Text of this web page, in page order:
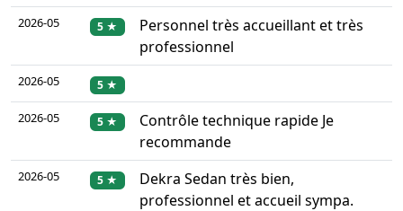
2026-05 5 ★
Personnel très accueillant et très
professionnel
2026-05 5 ★
2026-05 5 ★
Contrôle technique rapide Je
recommande
2026-05 5 ★
Dekra Sedan très bien,
professionnel et accueil sympa.